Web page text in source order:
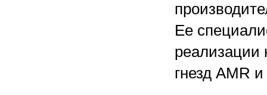
Ее
реализации
гнезд AMR